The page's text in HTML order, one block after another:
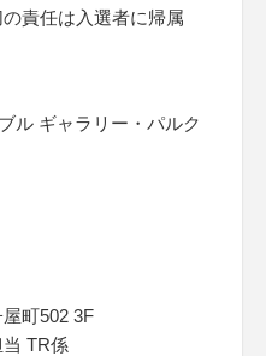
責任は入選者に帰属
ル ギャラリー・パルク
町502 3F
TR係